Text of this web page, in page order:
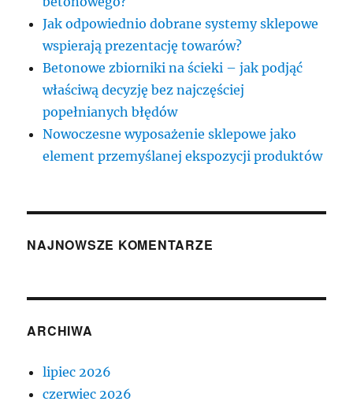
Jak odpowiednio dobrane systemy sklepowe
wspierają prezentację towarów?
Betonowe zbiorniki na ścieki – jak podjąć
właściwą decyzję bez najczęściej
popełnianych błędów
Nowoczesne wyposażenie sklepowe jako
element przemyślanej ekspozycji produktów
NAJNOWSZE KOMENTARZE
ARCHIWA
lipiec 2026
czerwiec 2026